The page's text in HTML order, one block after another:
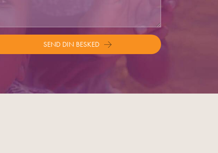
SEND DIN BESKED